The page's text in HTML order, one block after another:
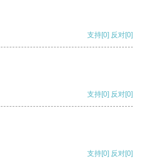
支持[0] 反对[0]
支持[0] 反对[0]
支持[0] 反对[0]